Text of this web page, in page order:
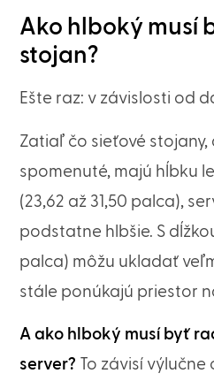
Ako hlboký musí
stojan?
Ešte raz: v závislosti od
Zatiaľ čo sieťové stojany,
spomenuté, majú hĺbku
(23,62 až 31,50 palca),
podstatne hlbšie. S
palca) môžu ukladať
stále ponúkajú priestor
A ako hlboký musí byť
server? To závisí